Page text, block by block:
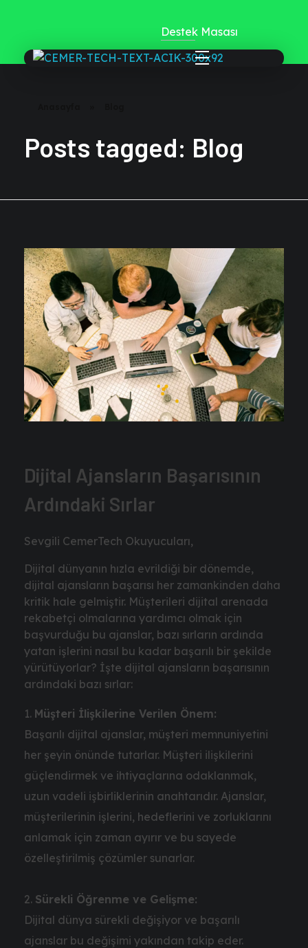
Destek Masası
Posts tagged: Blog
Dijital Ajansların Başarısının
Ardındaki Sırlar
Sevgili CemerTech Okuyucuları,
Dijital dünyanın hızla evrildiği bir dönemde,
dijital ajansların başarısı her zamankinden daha
kritik hale gelmiştir. Müşterileri dijital arenada
rekabetçi olmalarına yardımcı olmak için
başvurduğu bu ajanslar, bazı sırların ardında
yatan işlerini nasıl bu kadar başarılı bir şekilde
yürütüyorlar? İşte dijital ajansların başarısının
ardındaki bazı sırlar:
Müşteri İlişkilerine Verilen Önem:
Başarılı dijital ajanslar, müşteri memnuniyetini
her şeyin önünde tutarlar. Müşteri ilişkilerini
güçlendirmek ve ihtiyaçlarına odaklanmak,
uzun vadeli işbirliklerinin anahtarıdır. Ajanslar,
müşterilerinin işlerini, hedeflerini ve zorluklarını
anlamak için zaman ayırır ve bu sayede
özelleştirilmiş çözümler sunarlar.
Sürekli Öğrenme ve Gelişme:
Dijital dünya sürekli değişiyor ve başarılı
ajanslar bu değişimi yakından takip eder.